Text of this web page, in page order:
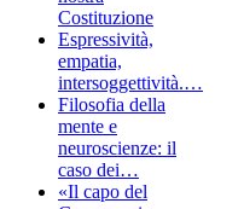
Costituzione
Espressività,
empatia,
intersoggettività.…
Filosofia della
mente e
neuroscienze: il
caso dei…
«Il capo del